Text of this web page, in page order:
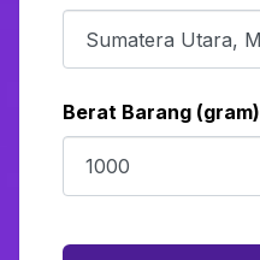
Berat Barang (gram)